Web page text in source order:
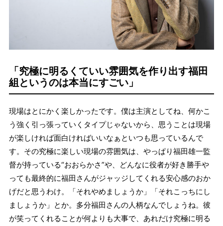
「究極に明るくていい雰囲気を作り出す福田
組というのは本当にすごい」
現場はとにかく楽しかったです。僕は主演としてね、何かこ
う強く引っ張っていくタイプじゃないから、思うことは現場
が楽しければ面白ければいいなぁといつも思っているんで
す。その究極に楽しい現場の雰囲気は、やっぱり福田雄一監
督が持っている“おおらかさ”や、どんなに役者が好き勝手や
っても最終的に福田さんがジャッジしてくれる安心感のおか
げだと思うわけ。「それやめましょうか」「それこっちにし
ましょうか」とか。多分福田さんの人柄なんでしょうね。彼
が笑ってくれることが何よりも大事で、あれだけ究極に明る